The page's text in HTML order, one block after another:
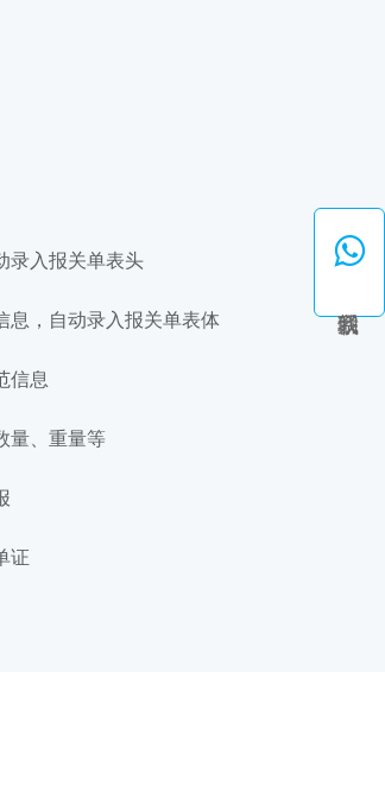
录入报关单表头
息，自动录入报关单表体
信息
量、重量等
证